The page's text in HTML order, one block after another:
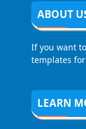
ABOUT
If you want
templates
LEARN